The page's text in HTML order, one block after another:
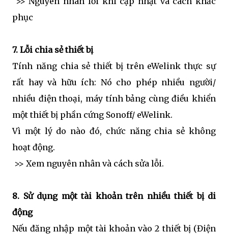
phục
7. Lỗi chia sẻ thiết bị
Tính năng chia sẻ thiết bị trên eWelink thực sự
rất hay và hữu ích: Nó cho phép nhiều người/
nhiều điện thoại, máy tính bảng cùng điều khiển
một thiết bị phần cứng Sonoff/ eWelink.
Vì một lý do nào đó, chức năng chia sẻ không
hoạt động.
>> Xem nguyên nhân và cách sửa lỗi.
8. Sử dụng một tài khoản trên nhiều thiết bị di
động
Nếu đăng nhập một tài khoản vào 2 thiết bị (Điện